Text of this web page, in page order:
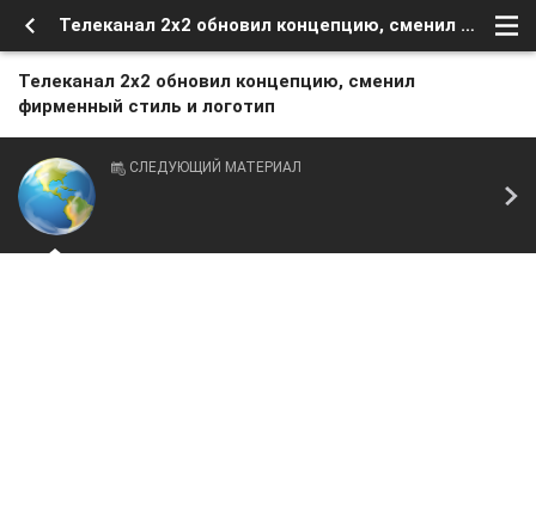
Телеканал 2х2 обновил концепцию, сменил фирменный стиль и логотип
Телеканал 2х2 обновил концепцию, сменил
фирменный стиль и логотип
СЛЕДУЮЩИЙ МАТЕРИАЛ